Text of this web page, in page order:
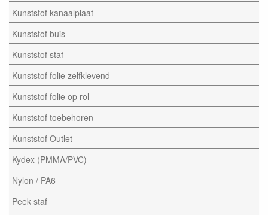
Kunststof kanaalplaat
Kunststof buis
Kunststof staf
Kunststof folie zelfklevend
Kunststof folie op rol
Kunststof toebehoren
Kunststof Outlet
Kydex (PMMA/PVC)
Nylon / PA6
Peek staf